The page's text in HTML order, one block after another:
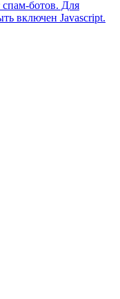
ботов. Для
включен Javascript.